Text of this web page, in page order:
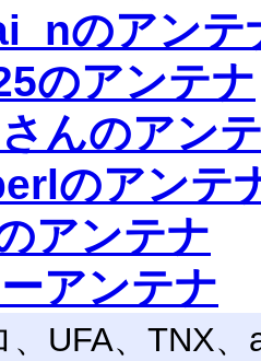
のアンテ
のアンテナ
んのアン
のアンテ
アンテナ
アンテナ
、UFA、TNX